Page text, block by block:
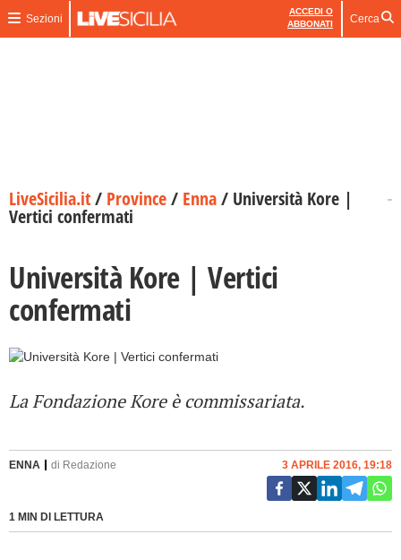
Sezioni
ACCEDI O
ABBONATI
Cerca
LiveSicilia.it/ Province/ Enna/ Università Kore |
Vertici confermati
Università Kore | Vertici
confermati
La Fondazione Kore è commissariata.
ENNA di Redazione
1 MIN DI LETTURA
3 APRILE 2016, 19:18